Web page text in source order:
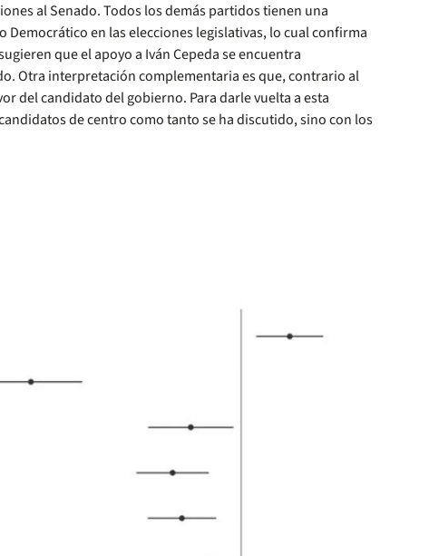
al Senado. Todos los demás partidos tienen una
en las elecciones legislativas, lo cual confirma
que el apoyo a Iván Cepeda se encuentra
Otra interpretación complementaria es que, contrario al
del candidato del gobierno. Para darle vuelta a esta
de centro como tanto se ha discutido, sino con los